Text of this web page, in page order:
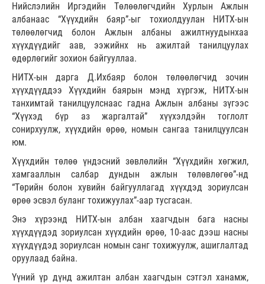
Нийслэлийн Иргэдийн Төлөөлөгчдийн Хурлын Ажлын
албанаас “Хүүхдийн баяр”-ыг тохиолдуулан НИТХ-ын
төлөөлөгчид болон Ажлын албаны ажилтнуудынхаа
хүүхдүүдийг аав, ээжийнх нь ажилтай танилцуулах
өдөрлөгийг зохион байгууллаа.
НИТХ-ын дарга Д.Ихбаяр болон төлөөлөгчид зочин
хүүхдүүддээ Хүүхдийн баярын мэнд хүргэж, НИТХ-ын
танхимтай танилцуулснаас гадна Ажлын албаны зүгээс
“Хүүхэд бүр аз жаргалтай” хүүхэлдэйн тоглолт
сонирхуулж, хүүхдийн өрөө, номын сангаа танилцуулсан
юм.
Хүүхдийн төлөө үндэсний зөвлөлийн “Хүүхдийн хөгжил,
хамгааллын салбар дундын ажлын төлөвлөгөө”-нд
“Төрийн болон хувийн байгууллагад хүүхдэд зориулсан
өрөө эсвэл буланг тохижуулах”-аар тусгасан.
Энэ хүрээнд НИТХ-ын албан хаагчдын бага насны
хүүхдүүдэд зориулсан хүүхдийн өрөө, 10-аас дээш насны
хүүхдүүдэд зориулсан номын санг тохижуулж, ашиглалтад
оруулаад байна.
Үүний үр дүнд ажилтан албан хаагчдын сэтгэл ханамж,